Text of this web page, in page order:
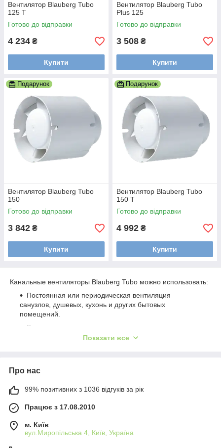
Вентилятор Blauberg Tubo
125 Т
Готово до відправки
4 234 ₴
Купити
Вентилятор Blauberg Tubo
Plus 125
Готово до відправки
3 508 ₴
Купити
Подарунок
Вентилятор Blauberg Tubo
150
Готово до відправки
3 842 ₴
Купити
Подарунок
Вентилятор Blauberg Tubo
150 Т
Готово до відправки
4 992 ₴
Купити
Канальные вентиляторы Blauberg Tubo можно использовать:
Постоянная или периодическая вентиляция
санузлов, душевых, кухонь и других бытовых
помещений.
Вытяжная или приточная вентиляция в зависимости
от варианта установки вентилятора в системе.
Перемещение малой и средней величины потока
сопротивлении вентиляционной системы.
Для монтажа с воздуховодами 100, 125 и 150 мм.
Показати все
Про нас
99% позитивних з 1036 відгуків за рік
Працює з 17.08.2010
м. Київ
вул.Миропільська 4, Київ, Україна